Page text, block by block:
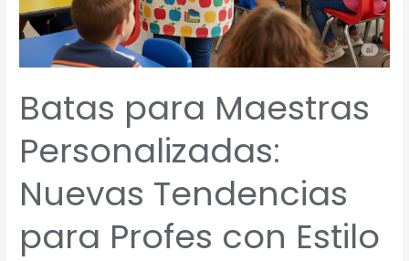
Batas para Maestras
Personalizadas:
Nuevas Tendencias
para Profes con Estilo